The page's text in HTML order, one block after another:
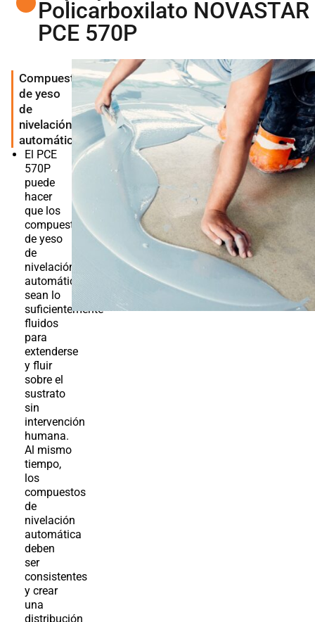
Policarboxilato NOVASTAR
PCE 570P
Compuestos
de yeso
de
nivelación
automática
El PCE
570P
puede
hacer
que los
compuestos
de yeso
de
nivelación
automática
sean lo
suficientemente
fluidos
para
extenderse
y fluir
sobre el
sustrato
sin
intervención
humana.
Al mismo
tiempo,
los
compuestos
de
nivelación
automática
deben
ser
consistentes
y crear
una
distribución